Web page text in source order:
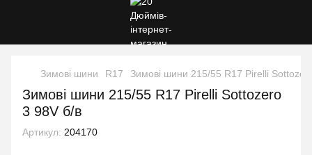
Зимові шини R17 Зимові шини 215/55 R17 Pirelli
Зимові шини 215/55 R17 Pirelli Sottozero
3 98V б/в
Артикул: 204170